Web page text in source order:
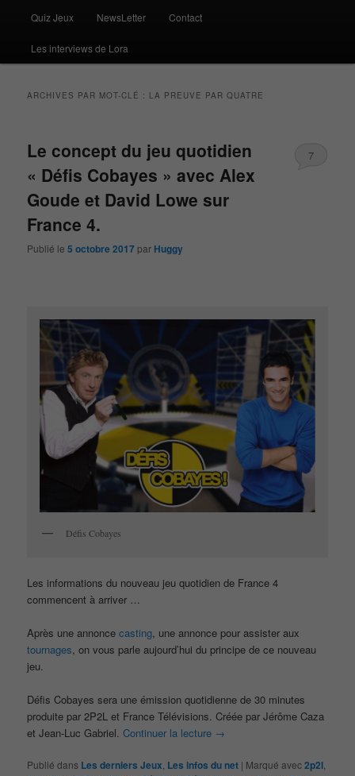
Quiz Jeux NewsLetter Contact
Les interviews de Lora
ARCHIVES PAR MOT-CLÉ : LA PREUVE PAR QUATRE
Le concept du jeu quotidien
« Défis Cobayes » avec Alex
Goude et David Lowe sur
France 4.
Publié le5 octobre 2017 par Huggy
7
Défis Cobayes
Les informations du nouveau jeu quotidien de France 4
commencent à arriver …
Après une annoncecasting, une annonce pour assister aux
tournages, on vous parle aujourd’hui du principe de ce nouveau
jeu.
Défis Cobayes sera une émission quotidienne de 30 minutes
produite par 2P2L et France Télévisions. Créée par Jérôme Caza
et Jean-Luc Gabriel.Continuer la lecture →
Publié dans Les derniers Jeux, Les infos du net | Marqué avec2p2l,